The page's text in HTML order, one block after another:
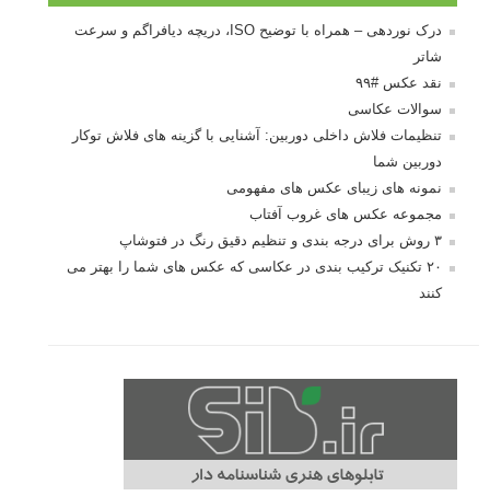
درک نوردهی – همراه با توضیح ISO، دریچه دیافراگم و سرعت
شاتر
نقد عکس #۹۹
سوالات عکاسی
تنظیمات فلاش داخلی دوربین: آشنایی با گزینه های فلاش توکار
دوربین شما
نمونه های زیبای عکس های مفهومی
مجموعه عکس های غروب آفتاب
۳ روش برای درجه بندی و تنظیم دقیق رنگ در فتوشاپ
۲۰ تکنیک ترکیب بندی در عکاسی که عکس های شما را بهتر می
کنند